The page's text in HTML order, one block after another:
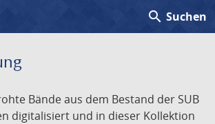
search Suchen
Bände aus dem Bestand der SUB
digitalisiert und in dieser Kollektion